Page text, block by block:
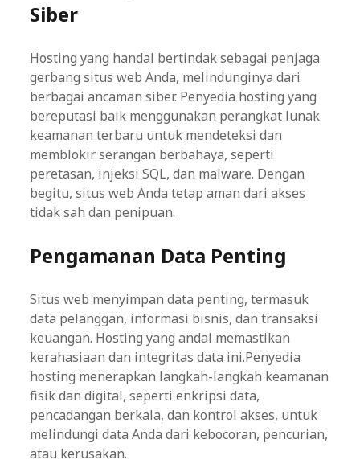
Siber
Hosting yang handal bertindak sebagai penjaga
gerbang situs web Anda, melindunginya dari
berbagai ancaman siber. Penyedia hosting yang
bereputasi baik menggunakan perangkat lunak
keamanan terbaru untuk mendeteksi dan
memblokir serangan berbahaya, seperti
peretasan, injeksi SQL, dan malware. Dengan
begitu, situs web Anda tetap aman dari akses
tidak sah dan penipuan.
Pengamanan Data Penting
Situs web menyimpan data penting, termasuk
data pelanggan, informasi bisnis, dan transaksi
keuangan. Hosting yang andal memastikan
kerahasiaan dan integritas data ini.Penyedia
hosting menerapkan langkah-langkah keamanan
fisik dan digital, seperti enkripsi data,
pencadangan berkala, dan kontrol akses, untuk
melindungi data Anda dari kebocoran, pencurian,
atau kerusakan.